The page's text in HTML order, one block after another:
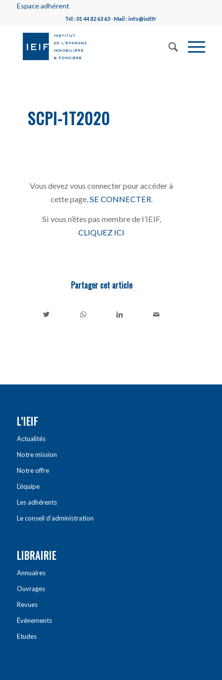
Espace adhérent
Tél : 01 44 82 63 63 - Mail : info@ieif.fr
SCPI-1T2020
Vous devez vous connecter pour accéder à
cette page, SE CONNECTER
Si vous n’êtes pas membre de l’IEIF,
CLIQUEZ ICI
Partager cet article
L’IEIF
Actualités
Notre mission
Notre offre
L’équipe
Les adhérents
Le conseil d’administration
LIBRAIRIE
Annuaires
Ouvrages
Revues
Évènements
Etudes